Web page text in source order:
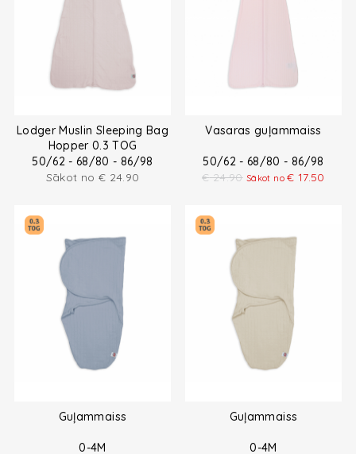
Lodger Muslin Sleeping Bag
Hopper 0.3 TOG
50/62 - 68/80 - 86/98
Sākot no € 24.90
Vasaras guļammaiss
50/62 - 68/80 - 86/98
€ 24.90 Sākot no€ 17.50
Guļammaiss
0-4M
Guļammaiss
0-4M